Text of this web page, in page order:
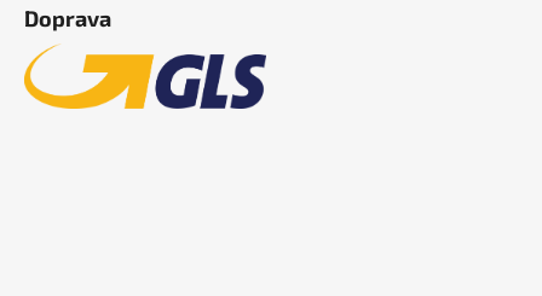
Doprava